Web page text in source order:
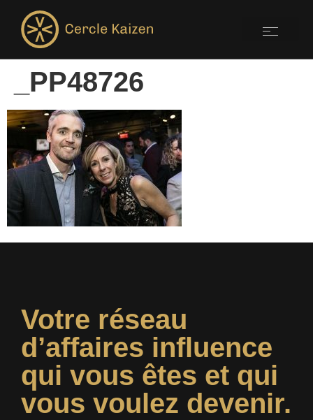
_PP48726
Votre réseau
d’affaires influence
qui vous êtes et qui
vous voulez devenir.